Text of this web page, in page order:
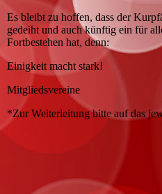
Es bleibt zu hoffen, dass der
gedeiht und auch künftig ein für
Fortbestehen hat, denn:
Einigkeit macht stark!
Mitgliedsvereine
*Zur Weiterleitung bitte auf das